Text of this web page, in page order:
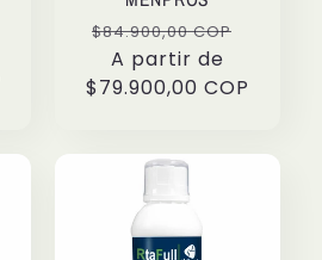
Precio
habitual
$84.900,00 COP
oferta
A partir de
$79.900,00 COP